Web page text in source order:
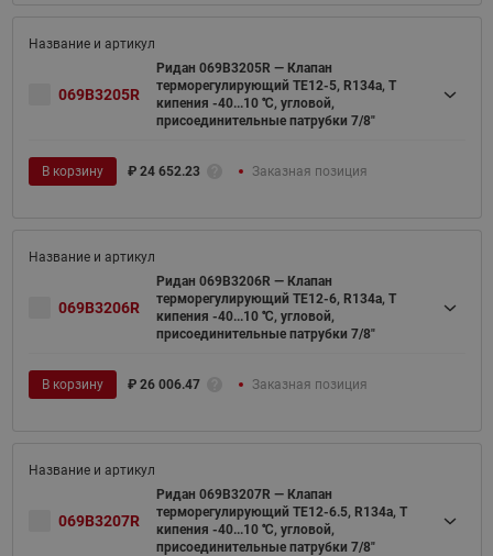
069B3205R
Ридан 069B3205R — Клапан
терморегулирующий TE12-5, R134a, T
кипения -40...10 ℃, угловой,
присоединительные патрубки 7/8"
В корзину ₽ 24 652.23 Заказная позиция
069B3206R
Ридан 069B3206R — Клапан
терморегулирующий TE12-6, R134a, T
кипения -40...10 ℃, угловой,
присоединительные патрубки 7/8"
В корзину ₽ 26 006.47 Заказная позиция
069B3207R
Ридан 069B3207R — Клапан
терморегулирующий TE12-6.5, R134a, T
кипения -40...10 ℃, угловой,
присоединительные патрубки 7/8"